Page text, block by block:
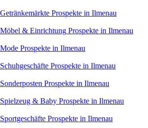
Getränkemärkte Prospekte in Ilmenau
Möbel & Einrichtung Prospekte in Ilmenau
Mode Prospekte in Ilmenau
Schuhgeschäfte Prospekte in Ilmenau
Sonderposten Prospekte in Ilmenau
Spielzeug & Baby Prospekte in Ilmenau
Sportgeschäfte Prospekte in Ilmenau